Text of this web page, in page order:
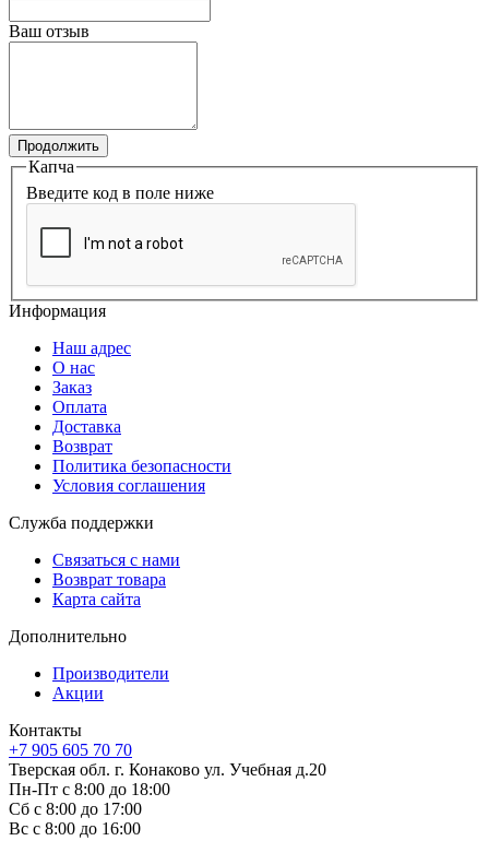
Ваш отзыв
Продолжить
Капча
Введите код в поле ниже
Информация
Наш адрес
О нас
Заказ
Оплата
Доставка
Возврат
Политика безопасности
Условия соглашения
Служба поддержки
Связаться с нами
Возврат товара
Карта сайта
Дополнительно
Производители
Акции
Контакты
+7 905 605 70 70
Тверская обл. г. Конаково ул. Учебная д.20
Пн-Пт с 8:00 до 18:00
Сб с 8:00 до 17:00
Вс с 8:00 до 16:00